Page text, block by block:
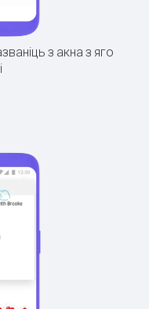
з акна з яго